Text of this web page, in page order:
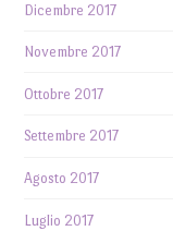
Dicembre 2017
Novembre 2017
Ottobre 2017
Settembre 2017
Agosto 2017
Luglio 2017